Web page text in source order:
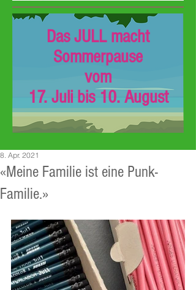
Das JULL macht
Sommerpause
vom
17. Juli bis 10. August
«Meine Familie ist eine Punk-
Familie.»
8. Apr. 2021